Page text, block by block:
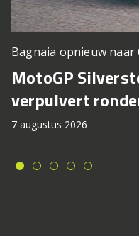
Bagnaia opnieuw naar
MotoGP
verpulvert
7 augustus 2026